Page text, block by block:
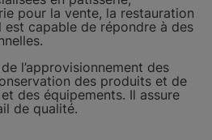
pour la vente, la restauration
est capable de répondre à des
l’approvisionnement des
des produits et de
des équipements. Il assure
de qualité.